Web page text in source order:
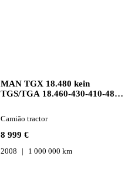
MAN TGX 18.480 kein
TGS/TGA 18.460-430-410-480-
8 999 €
Camião tractor
2008 1 000 000 km